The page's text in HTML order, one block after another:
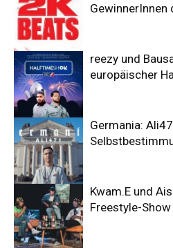
GewinnerInnen
reezy und
europäischer
Germania:
Kwam.E und
Freestyle-Show